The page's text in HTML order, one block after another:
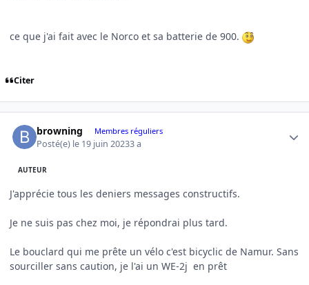
ce que j'ai fait avec le Norco et sa batterie de 900.
Citer
browning Membres réguliers
Posté(e) le 19 juin 20233 a
AUTEUR
J'apprécie tous les deniers messages constructifs.
Je ne suis pas chez moi, je répondrai plus tard.
Le bouclard qui me prête un vélo c'est bicyclic de Namur. Sans
sourciller sans caution, je l'ai un WE-2j en prêt